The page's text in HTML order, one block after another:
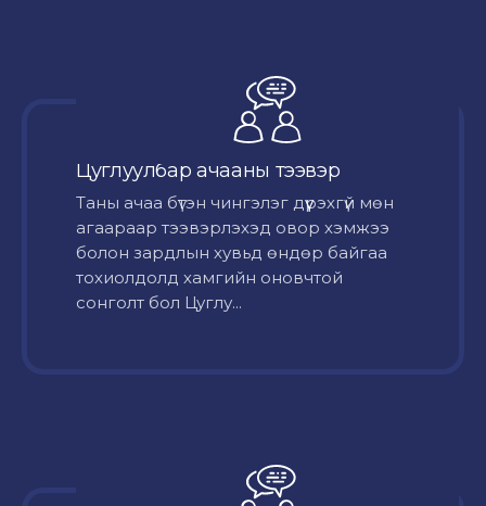
Цуглуулбар ачааны тээвэр
Таны ачаа бүтэн чингэлэг дүүрэхгүй мөн
агаараар тээвэрлэхэд овор хэмжээ
болон зардлын хувьд өндөр байгаа
тохиолдолд хамгийн оновчтой
сонголт бол Цуглу...